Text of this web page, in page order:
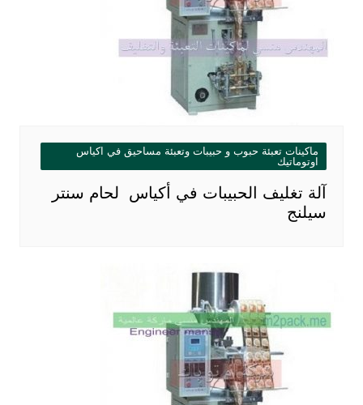
ماكينات تعبئة حبوب و حبيبات وتعبئة مساحيق في اكياس
اوتوماتيك
آلة تغليف الحبيبات في أكياس لحام سنتر
سيلنج